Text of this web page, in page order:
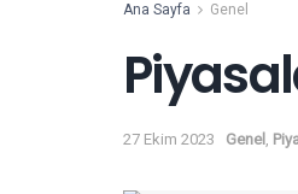
Ana Sayfa Genel
27 Ekim 2023 Genel